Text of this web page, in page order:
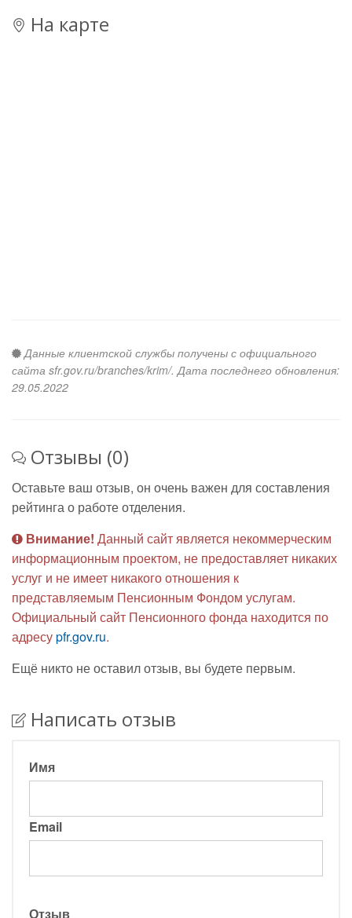
На карте
Данные клиентской службы получены с официального
сайта sfr.gov.ru/branches/krim/. Дата последнего обновления:
29.05.2022
Отзывы (0)
Оставьте ваш отзыв, он очень важен для составления
рейтинга о работе отделения.
Внимание! Данный сайт является некоммерческим
информационным проектом, не предоставляет никаких
услуг и не имеет никакого отношения к
представляемым Пенсионным Фондом услугам.
Официальный сайт Пенсионного фонда находится по
адресуpfr.gov.ru.
Ещё никто не оставил отзыв, вы будете первым.
Написать отзыв
Имя
Email
Отзыв